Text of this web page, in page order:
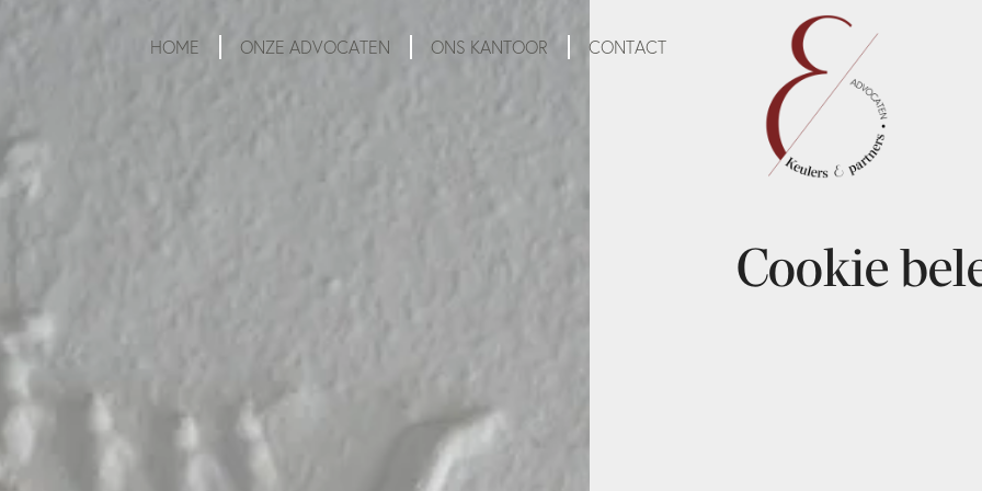
HOME ONZE ADVOCATEN ONS KANTOOR CONTACT
Cookie